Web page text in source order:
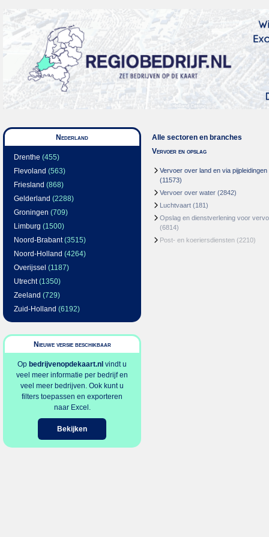
Nederland
Drenthe (455)
Flevoland (563)
Friesland (868)
Gelderland (2288)
Groningen (709)
Limburg (1500)
Noord-Brabant(3515)
Noord-Holland (4264)
Overijssel (1187)
Utrecht(1350)
Zeeland (729)
Zuid-Holland (6192)
Nieuwe versie beschikbaar
Op bedrijvenopdekaart.nl vindt u
veel meer informatie per bedrijf en
veel meer bedrijven. Ook kunt u
filters toepassen en exporteren
naar Excel.
Bekijken
Alle sectoren en branches
Vervoer en opslag
Vervoer over land en via pijpleidingen
(11573)
Vervoer over water (2842)
Luchtvaart (181)
Opslag en dienstverlening voor
(6814)
Post- en koeriersdiensten (2210)